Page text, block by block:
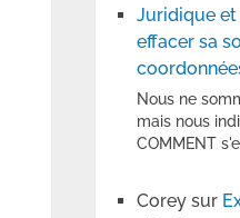
Juridique
effacer sa
Nous ne
mais nous
COMMENT
Corey sur